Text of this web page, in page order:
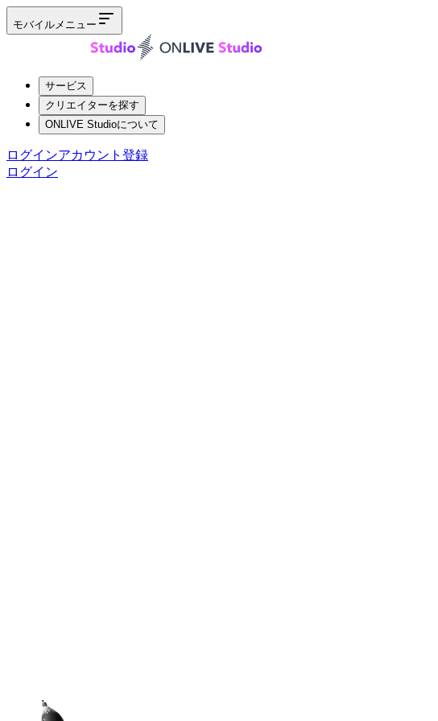
モバイルメニュー
サービス
クリエイターを探す
ONLIVE Studioについて
ログインアカウント登録
ログイン